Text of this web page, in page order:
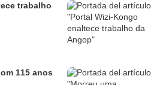
trabalho
115 anos